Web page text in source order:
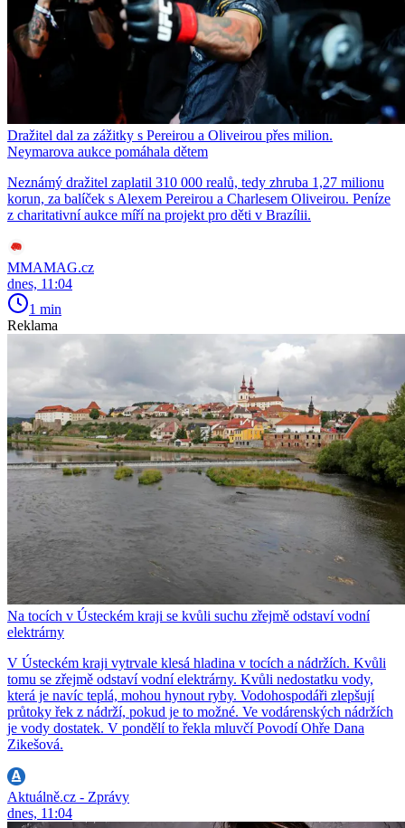
Dražitel dal za zážitky s Pereirou a Oliveirou přes milion.
Neymarova aukce pomáhala dětem
Neznámý dražitel zaplatil 310 000 realů, tedy zhruba 1,27 milionu
korun, za balíček s Alexem Pereirou a Charlesem Oliveirou. Peníze
z charitativní aukce míří na projekt pro děti v Brazílii.
MMAMAG.cz
dnes, 11:04
1 min
Reklama
Na tocích v Ústeckém kraji se kvůli suchu zřejmě odstaví vodní
elektrárny
V Ústeckém kraji vytrvale klesá hladina v tocích a nádržích. Kvůli
tomu se zřejmě odstaví vodní elektrárny. Kvůli nedostatku vody,
která je navíc teplá, mohou hynout ryby. Vodohospodáři zlepšují
průtoky řek z nádrží, pokud je to možné. Ve vodárenských nádržích
je vody dostatek. V pondělí to řekla mluvčí Povodí Ohře Dana
Zikešová.
Aktuálně.cz - Zprávy
dnes, 11:04